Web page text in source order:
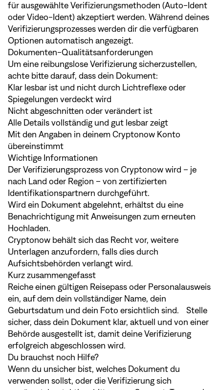
für ausgewählte Verifizierungsmethoden (Auto-Ident
oder Video-Ident) akzeptiert werden. Während deines
Verifizierungsprozesses werden dir die verfügbaren
Optionen automatisch angezeigt.
Dokumenten-Qualitätsanforderungen
Um eine reibungslose Verifizierung sicherzustellen,
achte bitte darauf, dass dein Dokument:
Klar lesbar ist und nicht durch Lichtreflexe oder
Spiegelungen verdeckt wird
Nicht abgeschnitten oder verändert ist
Alle Details vollständig und gut lesbar zeigt
Mit den Angaben in deinem Cryptonow Konto
übereinstimmt
Wichtige Informationen
Der Verifizierungsprozess von Cryptonow wird – je
nach Land oder Region – von zertifizierten
Identifikationspartnern durchgeführt.
Wird ein Dokument abgelehnt, erhältst du eine
Benachrichtigung mit Anweisungen zum erneuten
Hochladen.
Cryptonow behält sich das Recht vor, weitere
Unterlagen anzufordern, falls dies durch
Aufsichtsbehörden verlangt wird.
Kurz zusammengefasst
Reiche einen gültigen Reisepass oder Personalausweis
ein, auf dem dein vollständiger Name, dein
Geburtsdatum und dein Foto ersichtlich sind. Stelle
sicher, dass dein Dokument klar, aktuell und von einer
Behörde ausgestellt ist, damit deine Verifizierung
erfolgreich abgeschlossen wird.
Du brauchst noch Hilfe?
Wenn du unsicher bist, welches Dokument du
verwenden sollst, oder die Verifizierung sich